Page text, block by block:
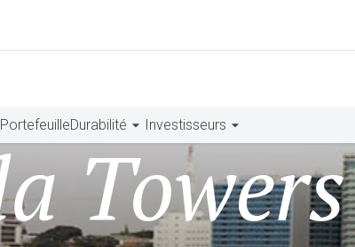
PortefeuilleDurabilité Investisseurs
Towers